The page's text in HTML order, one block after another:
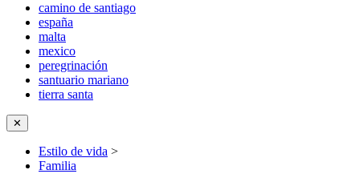
camino de santiago
españa
malta
mexico
peregrinación
santuario mariano
tierra santa
✕
Estilo de vida >
Familia